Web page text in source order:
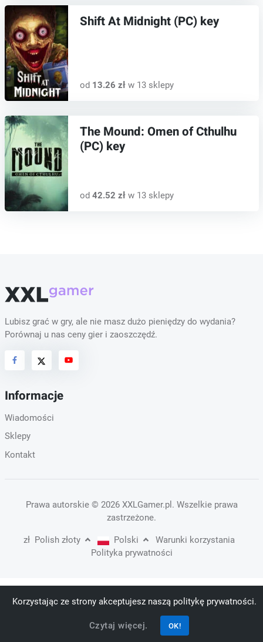
Shift At Midnight (PC) key
od 13.26 złw 13 sklepy
The Mound: Omen of Cthulhu
(PC) key
od 42.52 złw 13 sklepy
Lubisz grać w gry, ale nie masz dużo pieniędzy do wydania?
Porównaj u nas ceny gier i zaoszczędź.
Informacje
Wiadomości
Sklepy
Kontakt
Prawa autorskie © 2026 XXLGamer.pl . Wszelkie prawa
zastrzeżone.
zł Polish złoty Polski
Warunki korzystania
Polityka prywatności
Korzystając ze strony akceptujesz naszą politykę prywatności.
Czytaj więcej. OK!